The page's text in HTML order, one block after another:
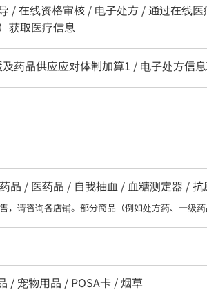
/ 在线资格审核 / 电子处方 / 通过在线
获取医疗信息
药品供应应对体制加算1 / 电子处方信
品 / 医药品 / 自我抽血 / 血糖测定器 /
，请咨询各店铺。部分商品（例如处方药、一级
/ 宠物用品 / POSA卡 / 烟草